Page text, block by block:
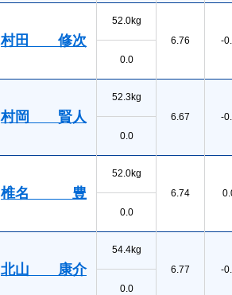
村田 修次
52.0kg
6.76
-
0.0
村岡 賢人
52.3kg
6.67
-
0.0
椎名 豊
52.0kg
6.74
0.0
北山 康介
54.4kg
6.77
-
0.0